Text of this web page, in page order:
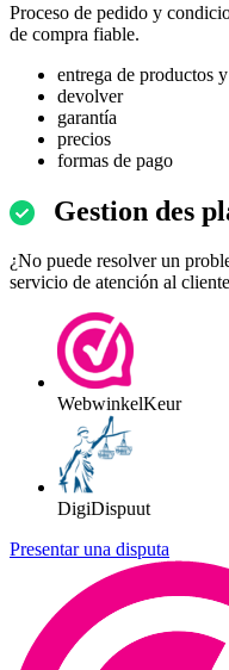
Proceso de pedido y
de compra fiable.
entrega de productos
devolver
garantía
precios
formas de pago
Gestion des
¿No puede resolver un
servicio de atención al
WebwinkelKeur
DigiDispuut
Presentar una disputa